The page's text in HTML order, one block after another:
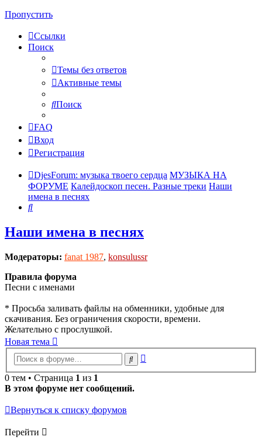
Пропустить
Ссылки
Поиск
Темы без ответов
Активные темы
Поиск
FAQ
Вход
Регистрация
DjesForum: музыка твоего сердца МУЗЫКА НА
ФОРУМЕ Калейдоскоп песен. Разные треки Наши
имена в песнях
Поиск
Наши имена в песнях
Модераторы: fanat 1987, konsulussr
Правила форума
Песни с именами
* Просьба заливать файлы на обменники, удобные для
скачивания. Без ограничения скорости, времени.
Желательно с прослушкой.
Новая тема
Поиск
0 тем • Страница 1 из 1
В этом форуме нет сообщений.
Вернуться к списку форумов
Перейти